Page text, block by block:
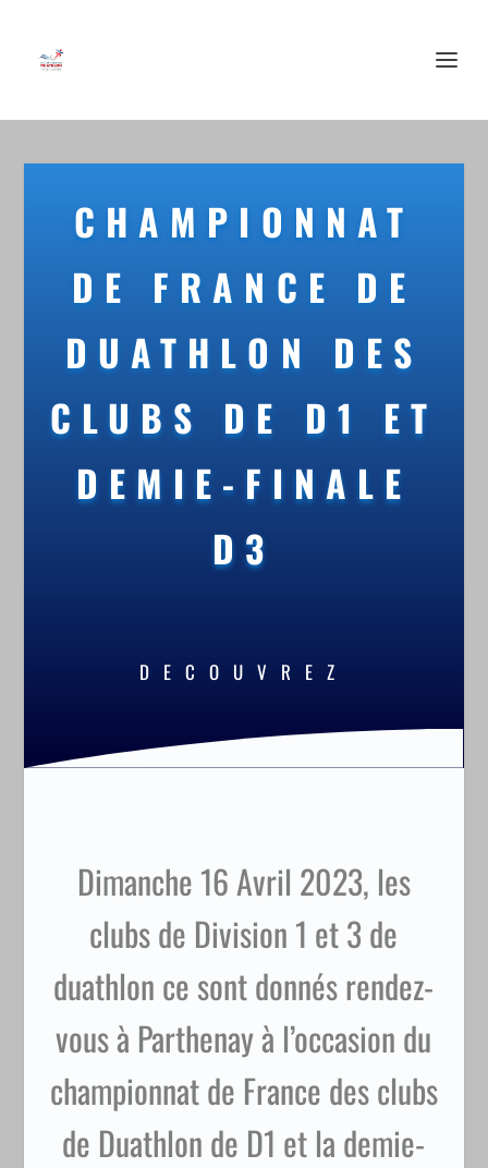
CHAMPIONNAT
DE FRANCE DE
DUATHLON DES
CLUBS DE D1 ET
DEMIE-FINALE
D3
DECOUVREZ
Dimanche 16 Avril 2023, les
clubs de Division 1 et 3 de
duathlon ce sont donnés rendez-
vous à Parthenay à l’occasion du
championnat de France des clubs
de Duathlon de D1 et la demie-